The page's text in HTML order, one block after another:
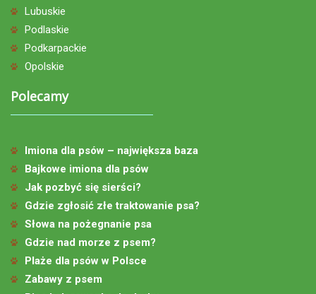
Lubuskie
Podlaskie
Podkarpackie
Opolskie
Polecamy
Imiona dla psów – największa baza
Bajkowe imiona dla psów
Jak pozbyć się sierści?
Gdzie zgłosić złe traktowanie psa?
Słowa na pożegnanie psa
Gdzie nad morze z psem?
Plaże dla psów w Polsce
Zabawy z psem